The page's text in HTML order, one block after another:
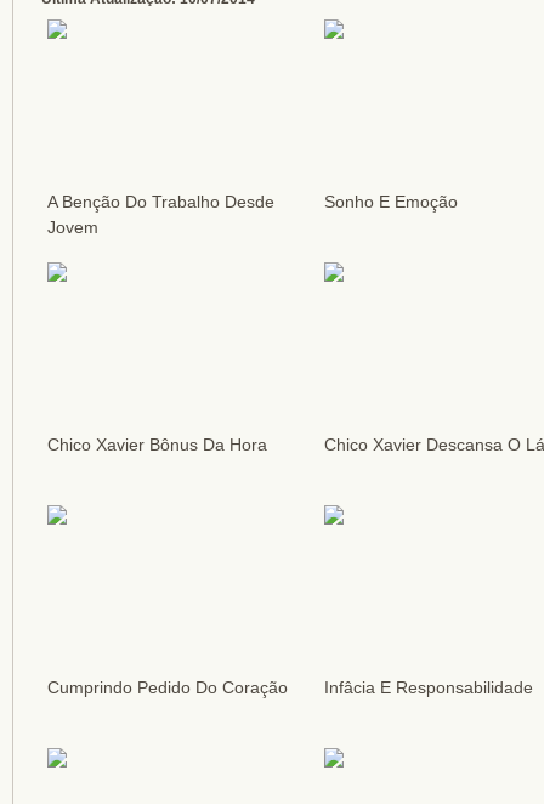
A Benção Do Trabalho Desde
Jovem
Sonho E Emoção
Chico Xavier Bônus Da Hora Chico Xavier Descansa O
Cumprindo Pedido Do Coração Infâcia E Responsabilidade